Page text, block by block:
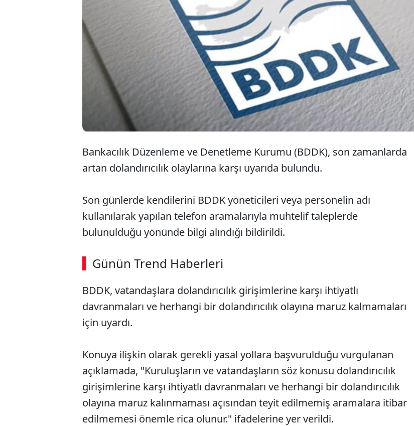
Bankacılık Düzenleme ve Denetleme Kurumu
(BDDK), vatandaşları "kendini kurum personeli gibi
tanıtan dolandırıcılara" karşı uyardı.
Bankacılık Düzenleme ve Denetleme Kurumu (BDDK), son zamanlarda
artan dolandırıcılık olaylarına karşı uyarıda bulundu.
Son günlerde kendilerini BDDK yöneticileri veya personelin adı
kullanılarak yapılan telefon aramalarıyla muhtelif taleplerde
bulunulduğu yönünde bilgi alındığı bildirildi.
Günün Trend Haberleri
BDDK, vatandaşlara dolandırıcılık girişimlerine karşı ihtiyatlı
davranmaları ve herhangi bir dolandırıcılık olayına maruz kalmamaları
için uyardı.
Konuya ilişkin olarak gerekli yasal yollara başvurulduğu vurgulanan
açıklamada, "Kuruluşların ve vatandaşların söz konusu dolandırıcılık
girişimlerine karşı ihtiyatlı davranmaları ve herhangi bir dolandırıcılık
olayına maruz kalınmaması açısından teyit edilmemiş aramalara itibar
edilmemesi önemle rica olunur." ifadelerine yer verildi.